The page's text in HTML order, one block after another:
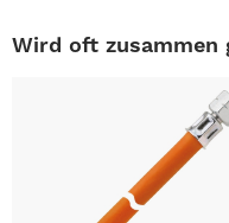
Wird oft zusammen